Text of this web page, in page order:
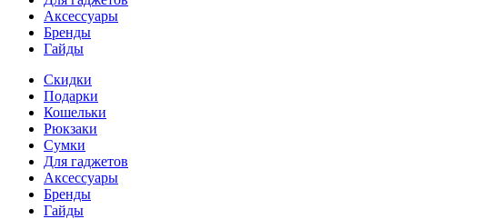
Аксессуары
Бренды
Гайды
Скидки
Подарки
Кошельки
Рюкзаки
Сумки
Для гаджетов
Аксессуары
Бренды
Гайды